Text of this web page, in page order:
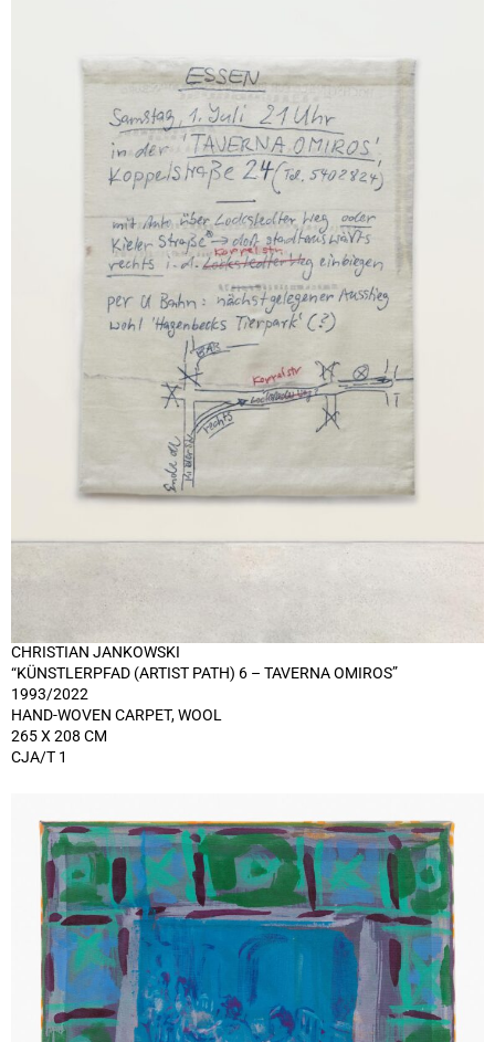
CHRISTIAN JANKOWSKI
“KÜNSTLERPFAD (ARTIST PATH) 6 – TAVERNA OMIROS”
1993/2022
HAND-WOVEN CARPET, WOOL
265 X 208 CM
CJA/T 1